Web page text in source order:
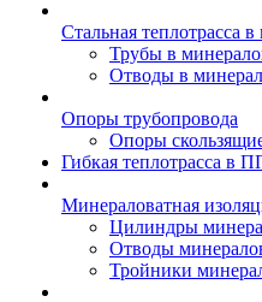
Стальная теплотрасса
Трубы в
Отводы в
Опоры трубопровода
Опоры
Гибкая теплотрасса в
Минераловатная
Цилиндры
Отводы
Тройники